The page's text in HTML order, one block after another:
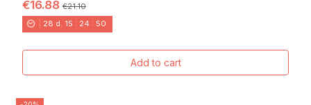
€16.88€21.10
28 d. 15 : 24 : 49
Add to cart